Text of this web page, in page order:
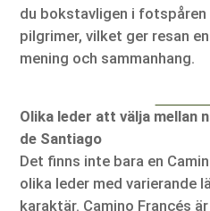
du bokstavligen i fotspåren
pilgrimer, vilket ger resan
mening och sammanhang.
Olika leder att välja mellan
de Santiago
Det finns inte bara en
olika leder med varierande
karaktär. Camino Francés